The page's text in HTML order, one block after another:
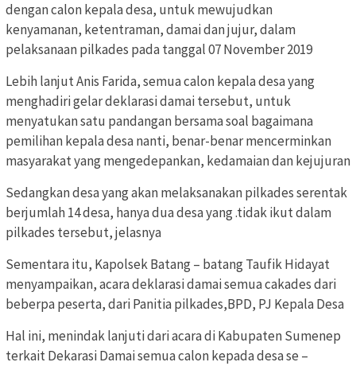
dengan calon kepala desa, untuk mewujudkan
kenyamanan, ketentraman, damai dan jujur, dalam
pelaksanaan pilkades pada tanggal 07 November 2019
Lebih lanjut Anis Farida, semua calon kepala desa yang
menghadiri gelar deklarasi damai tersebut, untuk
menyatukan satu pandangan bersama soal bagaimana
pemilihan kepala desa nanti, benar-benar mencerminkan
masyarakat yang mengedepankan, kedamaian dan kejujuran
Sedangkan desa yang akan melaksanakan pilkades serentak
berjumlah 14 desa, hanya dua desa yang .tidak ikut dalam
pilkades tersebut, jelasnya
Sementara itu, Kapolsek Batang – batang Taufik Hidayat
menyampaikan, acara deklarasi damai semua cakades dari
beberpa peserta, dari Panitia pilkades,BPD, PJ Kepala Desa
Hal ini, menindak lanjuti dari acara di Kabupaten Sumenep
terkait Dekarasi Damai semua calon kepada desa se –